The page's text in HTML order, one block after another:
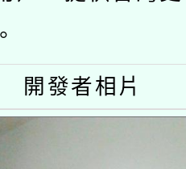
」
開發者相片